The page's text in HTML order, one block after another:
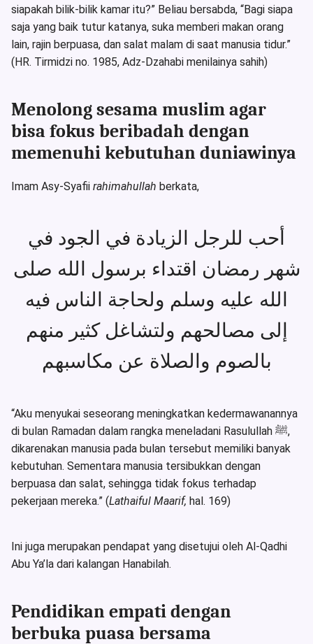
siapakah bilik-bilik kamar itu?” Beliau bersabda, “Bagi siapa
saja yang baik tutur katanya, suka memberi makan orang
lain, rajin berpuasa, dan salat malam di saat manusia tidur.”
(HR. Tirmidzi no. 1985, Adz-Dzahabi menilainya sahih)
Menolong sesama muslim agar
bisa fokus beribadah dengan
memenuhi kebutuhan duniawinya
Imam Asy-Syafii rahimahullah berkata,
أحب للرجل الزيادة في الجود في
شهر رمضان اقتداء برسول الله صلى
الله عليه وسلم ولحاجة الناس فيه
إلى مصالحهم ولتشاغل كثير منهم
بالصوم والصلاة عن مكاسبهم
“Aku menyukai seseorang meningkatkan kedermawanannya
di bulan Ramadan dalam rangka meneladani Rasulullah ﷺ,
dikarenakan manusia pada bulan tersebut memiliki banyak
kebutuhan. Sementara manusia tersibukkan dengan
berpuasa dan salat, sehingga tidak fokus terhadap
pekerjaan mereka.” (Lathaiful Maarif, hal. 169)
Ini juga merupakan pendapat yang disetujui oleh Al-Qadhi
Abu Ya’la dari kalangan Hanabilah.
Pendidikan empati dengan
berbuka puasa bersama